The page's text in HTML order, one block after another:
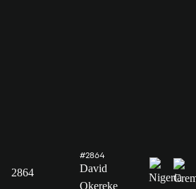
2864
#2864
David
Okereke